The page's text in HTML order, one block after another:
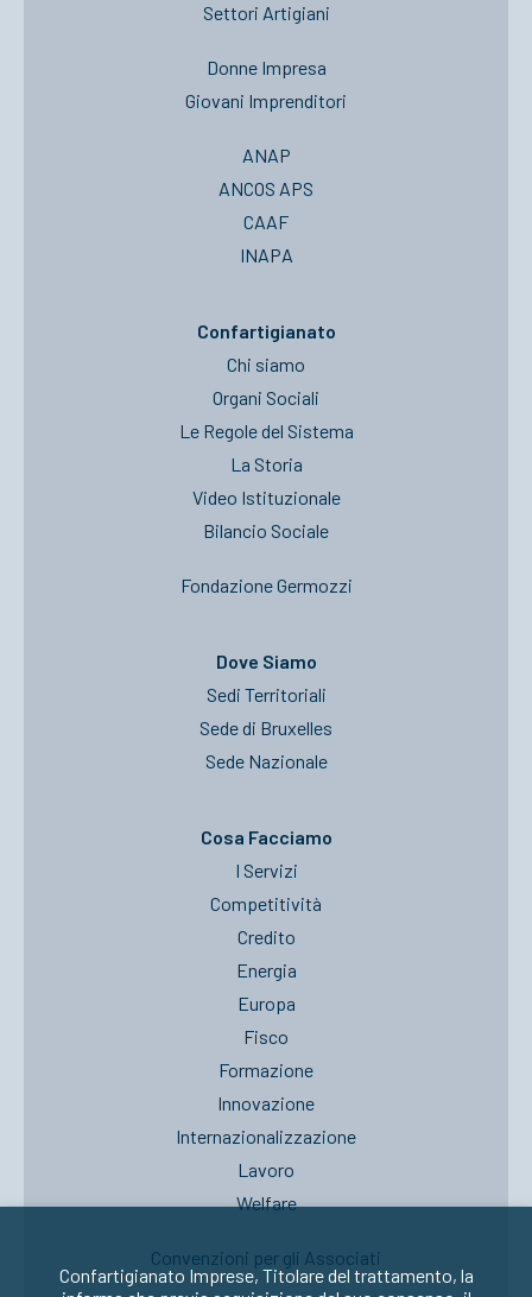
Settori Artigiani
Donne Impresa
Giovani Imprenditori
ANAP
ANCOS APS
CAAF
INAPA
Confartigianato
Chi siamo
Organi Sociali
Le Regole del Sistema
La Storia
Video Istituzionale
Bilancio Sociale
Fondazione Germozzi
Dove Siamo
Sedi Territoriali
Sede di Bruxelles
Sede Nazionale
Cosa Facciamo
I Servizi
Competitività
Credito
Energia
Europa
Fisco
Formazione
Innovazione
Internazionalizzazione
Lavoro
Welfare
Convenzioni per gli Associati
Confartigianato Imprese, Titolare del trattamento, la